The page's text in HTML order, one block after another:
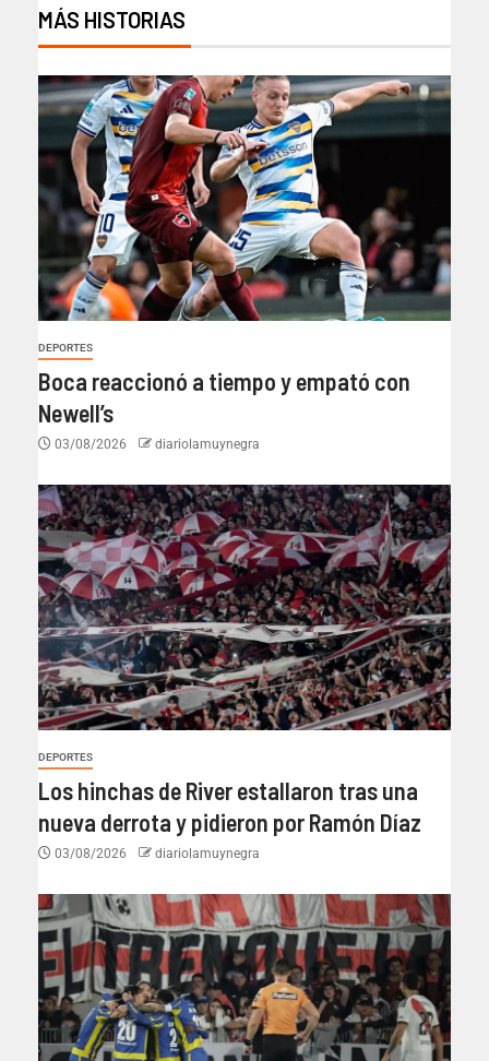
MÁS HISTORIAS
DEPORTES
Boca reaccionó a tiempo y empató con
Newell’s
03/08/2026 diariolamuynegra
DEPORTES
Los hinchas de River estallaron tras una
nueva derrota y pidieron por Ramón Díaz
03/08/2026 diariolamuynegra